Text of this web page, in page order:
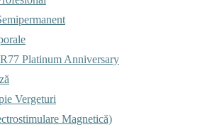
Platinum Anniversary
Vergeturi
Magnetică)